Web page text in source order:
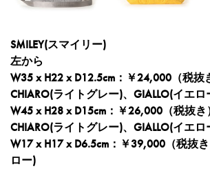
SMILEY(スマイリー)
左から
W35 x H22 x D12.5cm：￥24,000（税抜
CHIARO(ライトグレー)、GIALLO(イエロ
W45 x H28 x D15cm：￥26,000（税抜き
CHIARO(ライトグレー)、GIALLO(イエロ
W17 x H17 x D6.5cm：￥39,000（税抜
ロー)